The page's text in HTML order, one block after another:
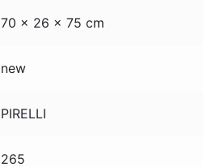
70 × 26 × 75 cm
new
PIRELLI
265